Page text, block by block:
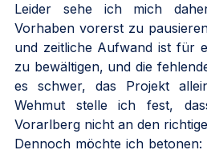
Leider sehe ich mich
Vorhaben vorerst zu
und zeitliche Aufwand ist für
zu bewältigen, und die
es schwer, das Projekt
Wehmut stelle ich fest,
Vorarlberg nicht an den
Dennoch möchte ich betonen: